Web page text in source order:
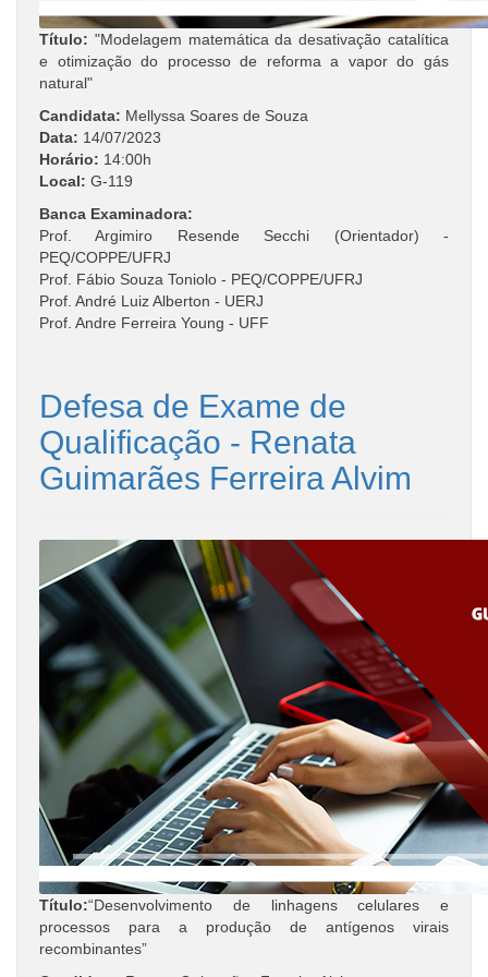
Título: "Modelagem matemática da desativação catalítica
e otimização do processo de reforma a vapor do gás
natural"
Candidata: Mellyssa Soares de Souza
Data: 14/07/2023
Horário: 14:00h
Local: G-119
Banca Examinadora:
Prof. Argimiro Resende Secchi (Orientador) -
PEQ/COPPE/UFRJ
Prof. Fábio Souza Toniolo - PEQ/COPPE/UFRJ
Prof. André Luiz Alberton - UERJ
Prof. Andre Ferreira Young - UFF
Defesa de Exame de
Qualificação - Renata
Guimarães Ferreira Alvim
Título:“Desenvolvimento de linhagens celulares e
processos para a produção de antígenos virais
recombinantes”